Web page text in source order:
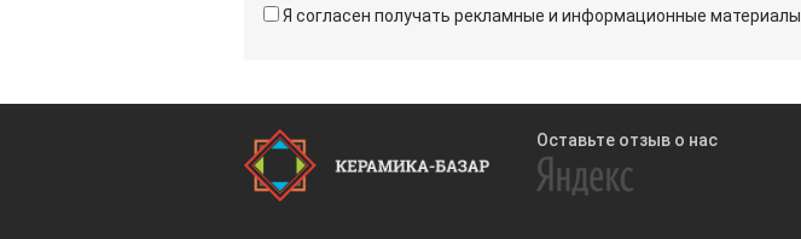
Я согласен получать рекламные и информационные материалы
Оставьте отзыв о нас